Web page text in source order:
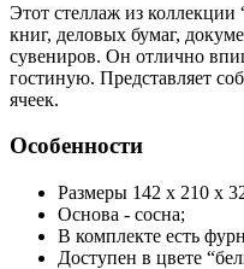
Этот стеллаж из коллекции
книг, деловых бумаг,
сувениров. Он отлично
гостиную. Представляет
ячеек.
Особенности
Размеры 142 x 210 x
Основа - сосна;
В комплекте есть
Доступен в цвете